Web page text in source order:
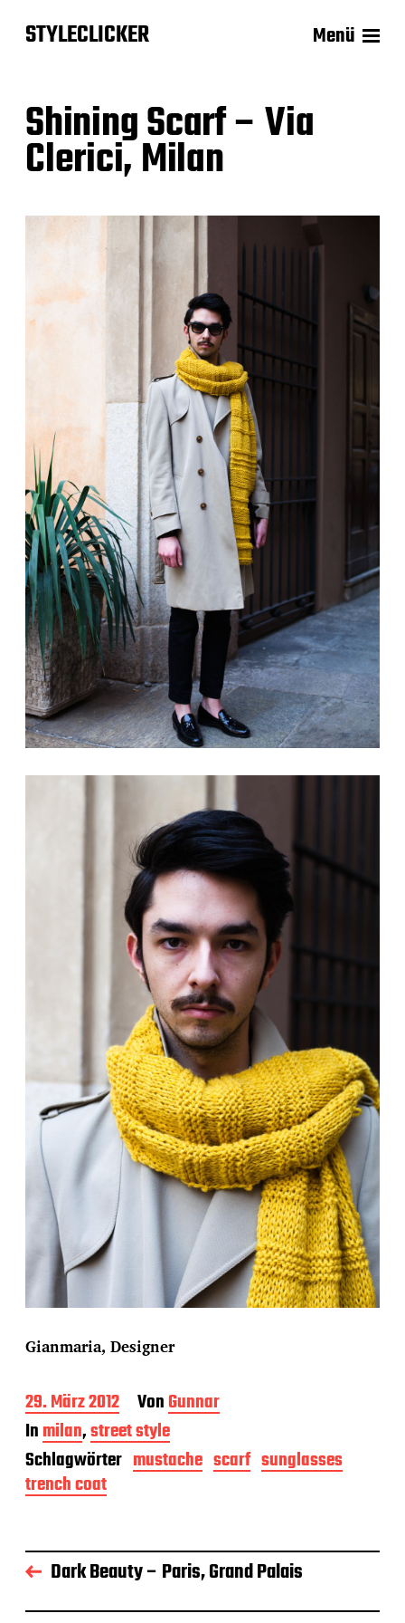
STYLECLICKER Menü
Shining Scarf – Via
Clerici, Milan
Gianmaria, Designer
B
e
i
t
r
a
d
a
t
29. März 2012 VonGunnar
Inmilan,street style
Schlagwörter mustache scarf sunglasses
trench coat
Dark Beauty – Paris, Grand Palais